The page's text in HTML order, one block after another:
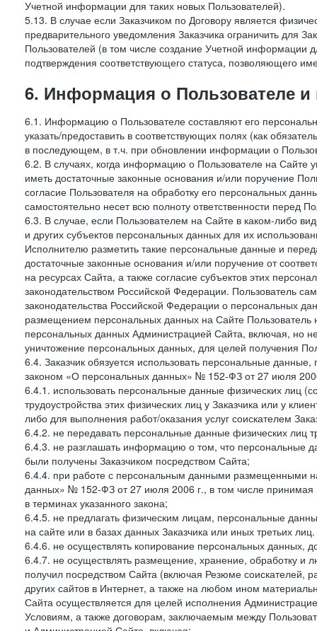
Учетной информации для таких новых Пользователей).
5.13. В случае если Заказчиком по Договору является
предварительного уведомления Заказчика ограничить для
Пользователей (в том числе создание Учетной информации
подтверждения соответствующего статуса, позволяющего
6. Информация о Пользователе
6.1. Информацию о Пользователе составляют его
указать/предоставить в соответствующих полях (как
в последующем, в т.ч. при обновлении информации о
6.2. В случаях, когда информацию о Пользователе на Сайте
иметь достаточные законные основания и/или поручение
согласие Пользователя на обработку его персональных
самостоятельно несет всю полноту ответственности перед
6.3. В случае, если Пользователем на Сайте в каком-либо
и других субъектов персональных данных для их
Исполнителю разметить такие персональные данные и
достаточные законные основания и/или поручение от
на ресурсах Сайта, а также согласие субъектов этих
законодательством Российской Федерации. Пользователь
законодательства Российской Федерации о персональных
размещением персональных данных на Сайте Пользователь
персональных данных Администрацией Сайта, включая, но
уничтожение персональных данных, для целей получения
6.4. Заказчик обязуется использовать персональные
законом «О персональных данных» № 152-ФЗ от 27 июля
6.4.1. использовать персональные данные физических лиц
трудоустройства этих физических лиц у Заказчика или у
либо для выполнения работ/оказания услуг соискателем
6.4.2. не передавать персональные данные физических лиц
6.4.3. не разглашать информацию о том, что персональные
были получены Заказчиком посредством Сайта;
6.4.4. при работе с персональным данными размещенными
данных» № 152-ФЗ от 27 июля 2006 г., в том числе принимая
в терминах указанного закона;
6.4.5. не предлагать физическим лицам, персональные
на сайте или в базах данных Заказчика или иных третьих лиц.
6.4.6. не осуществлять копирование персональных данных,
6.4.7. не осуществлять размещение, хранение, обработку и
получил посредством Сайта (включая Резюме
других сайтов в Интернет, а также на любом ином
Сайта осуществляется для целей исполнения
Условиям, а также договорам, заключаемым между